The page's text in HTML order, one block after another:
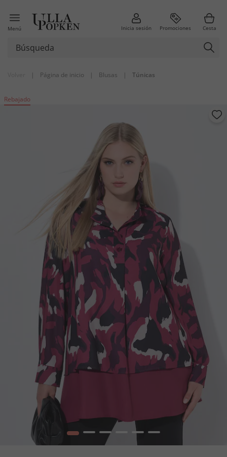
Menú Inicia sesión Promociones Cesta
| Página de inicio | Blusas | Túnicas
Rebajado
1 2 3 5 6